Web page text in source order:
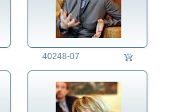
40248-07